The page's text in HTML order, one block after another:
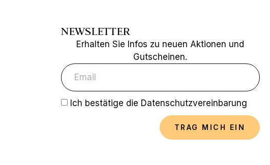
NEWSLETTER
Erhalten Sie Infos zu neuen Aktionen und
Gutscheinen.
Ich bestätige die Datenschutzvereinbarung
TRAG MICH EIN